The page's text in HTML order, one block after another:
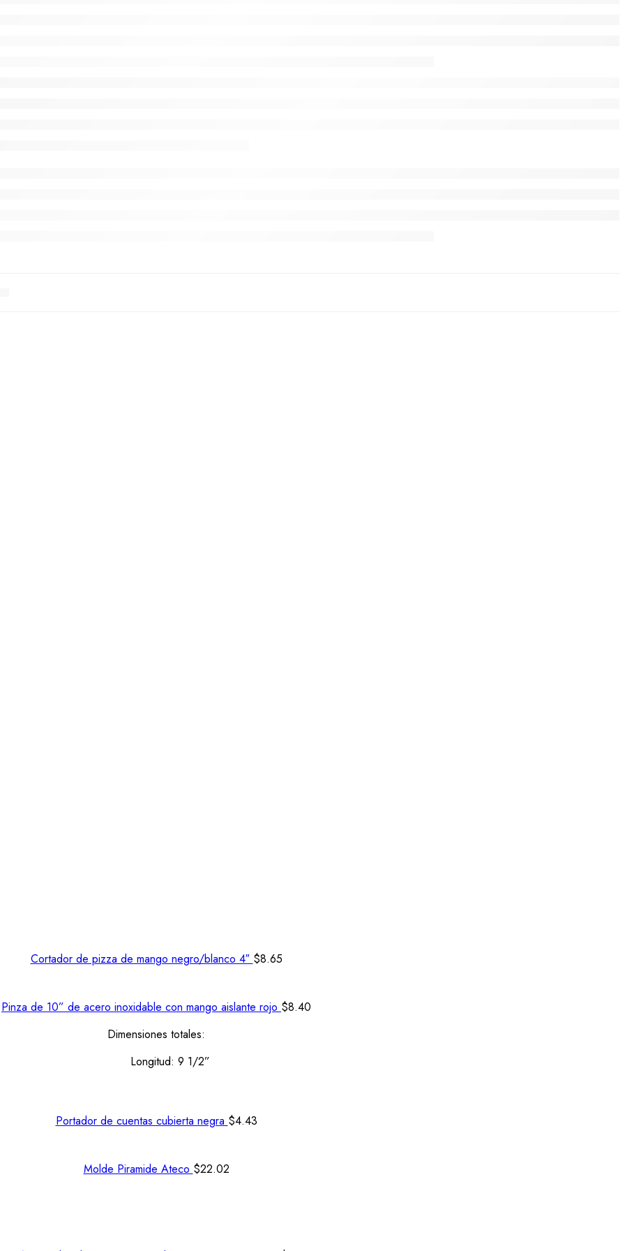
Cortador de pizza de mango negro/blanco 4″ $8.65
Pinza de 10” de acero inoxidable con mango aislante rojo $8.40
Dimensiones totales:
Longitud: 9 1/2”
Portador de cuentas cubierta negra $4.43
Molde Piramide Ateco $22.02